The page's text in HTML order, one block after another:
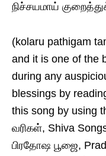
நிச்சயமாய்
(kolaru pathigam
and it is one of the
during any
blessings by
this song by using
வரிகள், Shiva
பிரதோஷ பூஜை,